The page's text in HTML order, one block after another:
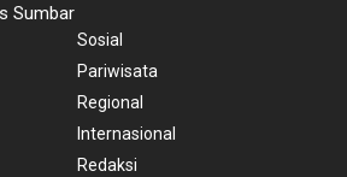
Sumbar
Sosial
Pariwisata
Regional
Internasional
Redaksi